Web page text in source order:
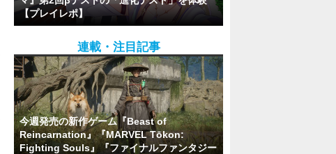
【プレイレポ】
連載・注目記事
今週発売の新作ゲーム『Beast of
Reincarnation』『MARVEL Tōkon:
Fighting Souls』『ファイナルファンタジー